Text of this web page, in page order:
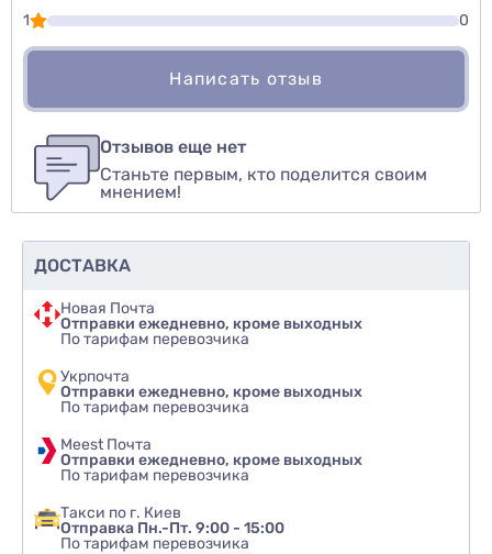
1
0
Написать отзыв
авторизуйтесь иливойдите
Оценить товар
Отзывов еще нет
Станьте первым, кто поделится своим
мнением!
ДОСТАВКА
Новая Почта
Отправки ежедневно, кроме выходных
По тарифам перевозчика
Укрпочта
Отправки ежедневно, кроме выходных
По тарифам перевозчика
Meest Почта
Отправки ежедневно, кроме выходных
По тарифам перевозчика
Такси по г. Киев
Отправка Пн.-Пт. 9:00 - 15:00
По тарифам перевозчика